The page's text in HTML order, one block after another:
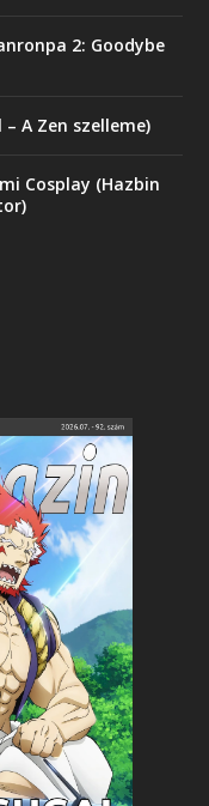
2: Goodybe
A Zen szelleme)
Cosplay (Hazbin